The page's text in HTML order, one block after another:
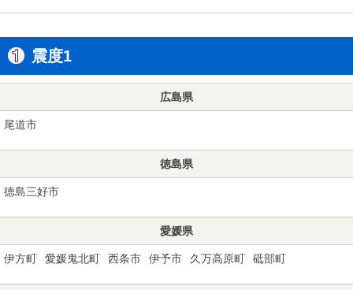
震度1
広島県
尾道市
徳島県
徳島三好市
愛媛県
伊方町 愛媛鬼北町 西条市 伊予市 久万高原町 砥部町